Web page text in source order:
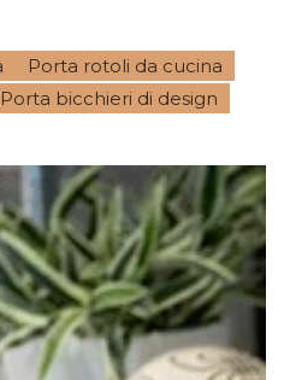
Porta rotoli da cucina
Porta bicchieri di design